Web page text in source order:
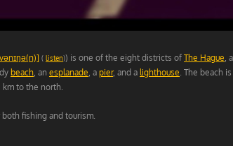
( listen)) is one of the eight districts of The Hague ,
beach , an esplanade , a pier, and a lighthouse . The beach
km to the north.
fishing and tourism.